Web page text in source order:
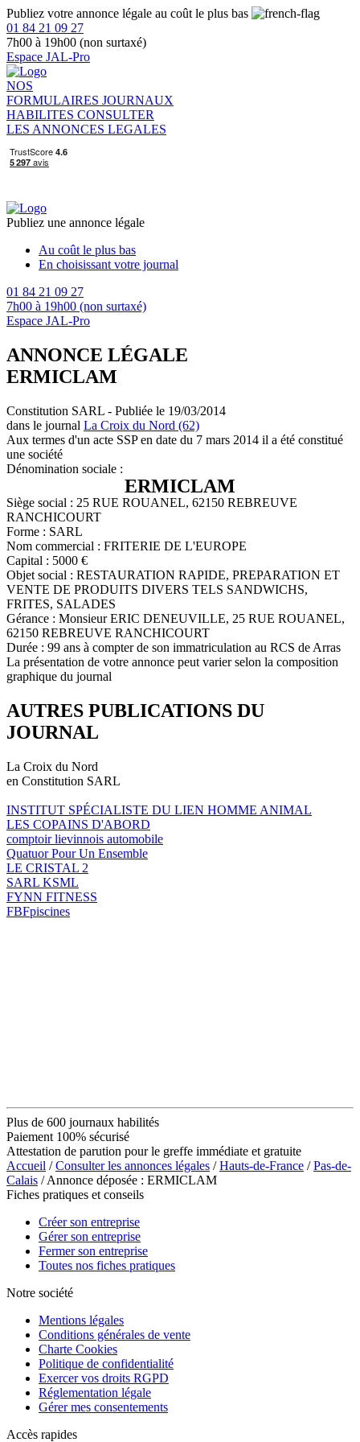
Publiez votre annonce légale au coût le plus bas
01 84 21 09 27
7h00 à 19h00 (non surtaxé)
Espace JAL-Pro
NOS
FORMULAIRES JOURNAUX
HABILITES CONSULTER
LES ANNONCES LEGALES
Publiez une annonce légale
Au coût le plus bas
En choisissant votre journal
01 84 21 09 27
7h00 à 19h00 (non surtaxé)
Espace JAL-Pro
ANNONCE LÉGALE
ERMICLAM
Constitution SARL - Publiée le 19/03/2014
dans le journal La Croix du Nord (62)
Aux termes d'un acte SSP en date du 7 mars 2014 il a été constitué
une société
Dénomination sociale :
ERMICLAM
Siège social : 25 RUE ROUANEL, 62150 REBREUVE
RANCHICOURT
Forme : SARL
Nom commercial : FRITERIE DE L'EUROPE
Capital : 5000 €
Objet social : RESTAURATION RAPIDE, PREPARATION ET
VENTE DE PRODUITS DIVERS TELS SANDWICHS,
FRITES, SALADES
Gérance : Monsieur ERIC DENEUVILLE, 25 RUE ROUANEL,
62150 REBREUVE RANCHICOURT
Durée : 99 ans à compter de son immatriculation au RCS de Arras
La présentation de votre annonce peut varier selon la composition
graphique du journal
AUTRES PUBLICATIONS DU
JOURNAL
La Croix du Nord
en Constitution SARL
INSTITUT SPÉCIALISTE DU LIEN HOMME ANIMAL
LES COPAINS D'ABORD
comptoir lievinnois automobile
Quatuor Pour Un Ensemble
LE CRISTAL 2
SARL KSML
FYNN FITNESS
FBFpiscines
Plus de 600 journaux habilités
Paiement 100% sécurisé
Attestation de parution pour le greffe immédiate et gratuite
Accueil /Consulter les annonces légales /Hauts-de-France /Pas-de-
Calais / Annonce déposée : ERMICLAM
Fiches pratiques et conseils
Créer son entreprise
Gérer son entreprise
Fermer son entreprise
Toutes nos fiches pratiques
Notre société
Mentions légales
Conditions générales de vente
Charte Cookies
Politique de confidentialité
Exercer vos droits RGPD
Réglementation légale
Gérer mes consentements
Accès rapides